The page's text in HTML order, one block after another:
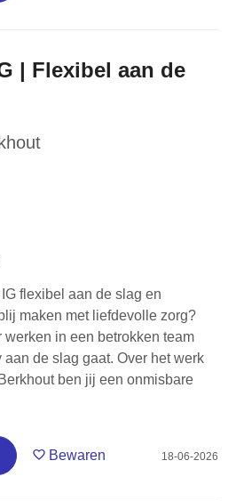
| Flexibel aan de
flexibel aan de slag en
maken met liefdevolle zorg?
in een betrokken team
de slag gaat. Over het werk
ben jij een onmisbare
Bewaren 18-06-2026